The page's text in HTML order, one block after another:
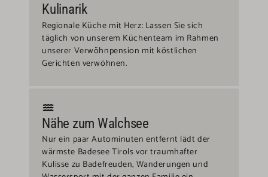
Kulinarik
Regionale Küche mit Herz: Lassen Sie sich
täglich von unserem Küchenteam im Rahmen
unserer Verwöhnpension mit köstlichen
Gerichten verwöhnen.
Nähe zum Walchsee
Nur ein paar Autominuten entfernt lädt der
wärmste Badesee Tirols vor traumhafter
Kulisse zu Badefreuden, Wanderungen und